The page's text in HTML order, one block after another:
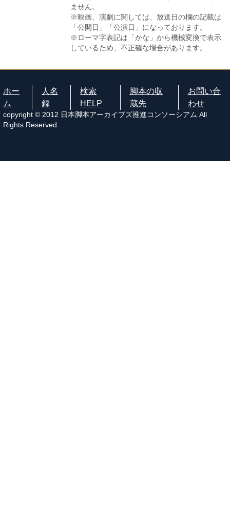
ません。
※映画、演劇に関しては、放送日の欄の記載は
「公開日」「公演日」になっております。
※ローマ字表記は「かな」から機械変換で表示
しているため、不正確な場合があります。
ホー
ム
人名
録
検索
HELP
脚本の収
蔵先
お問い合
わせ
copyright © 2012 日本脚本アーカイブズ推進コンソーシアム All
Rights Reserved.